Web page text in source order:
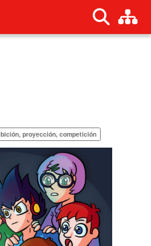
proyección, competición